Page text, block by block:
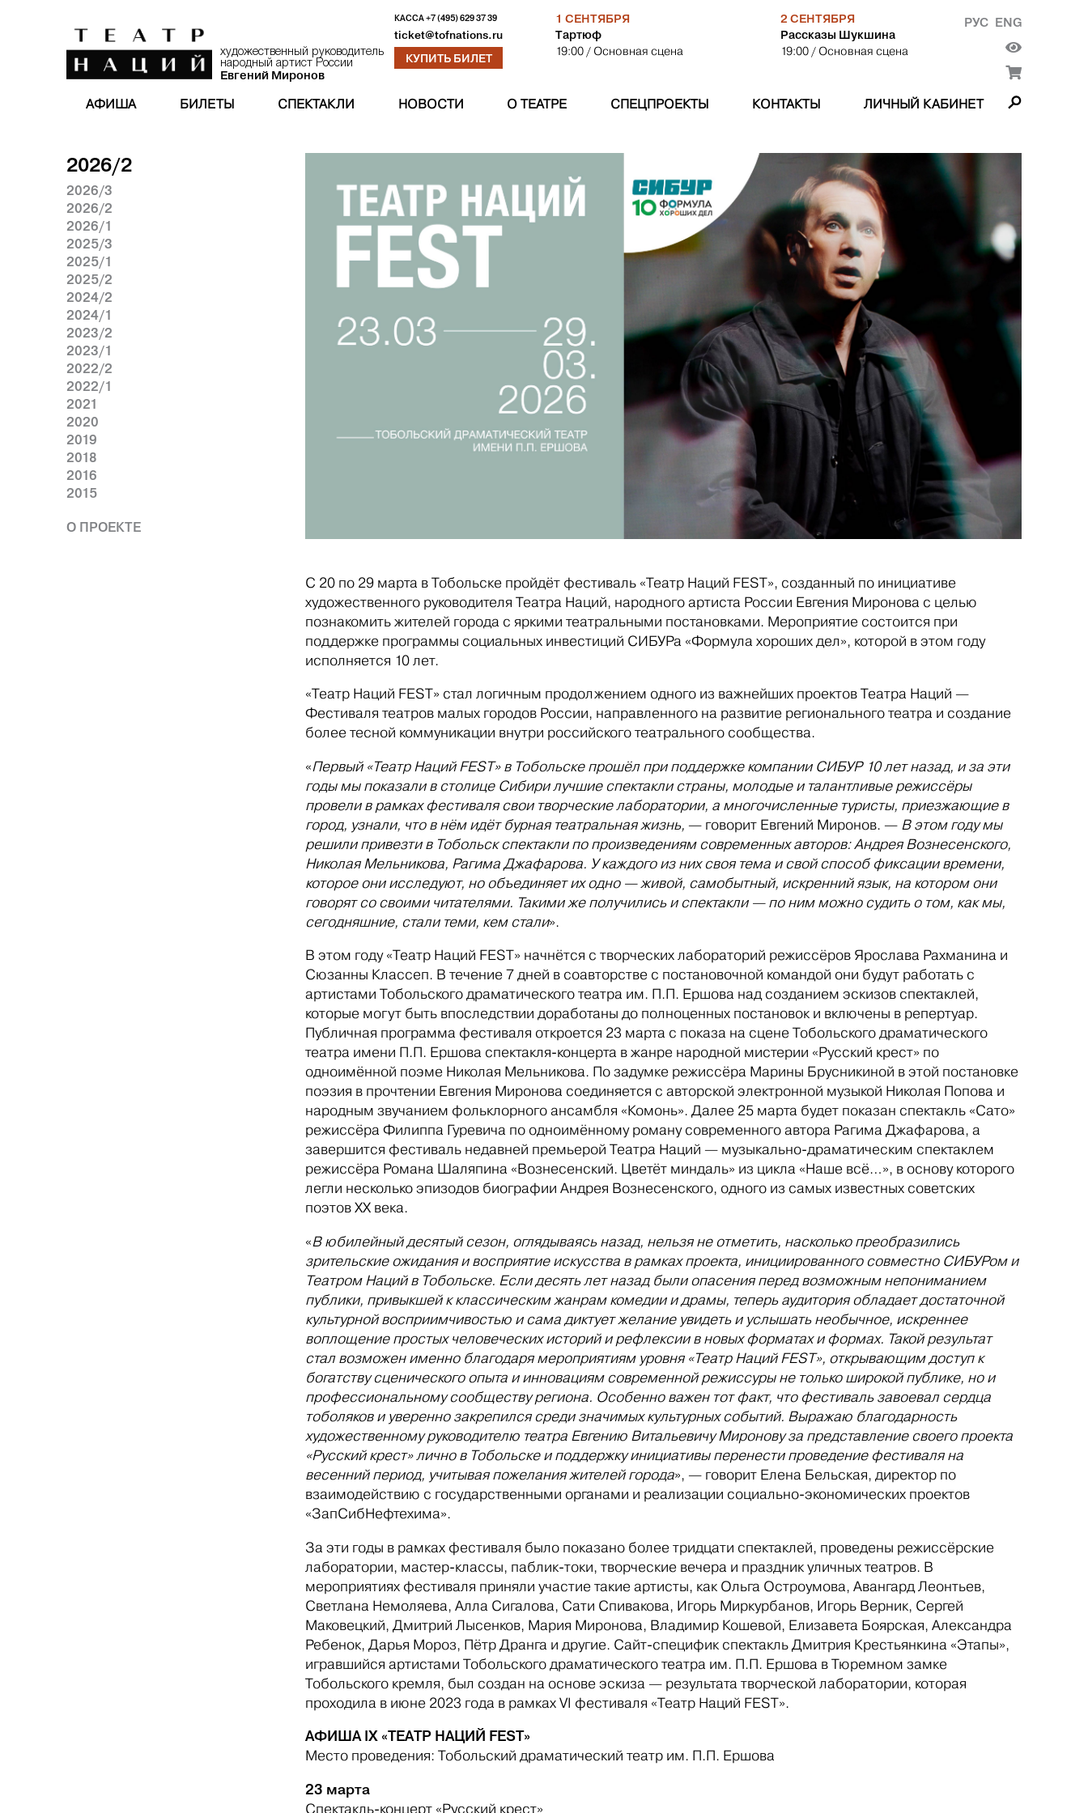
художественный руководитель
народный артист России
Евгений Миронов
КАССА+7 (495) 629 37 39
ticket@tofnations.ru
КУПИТЬ БИЛЕТ
1 СЕНТЯБРЯ
Тартюф
19:00 / Основная сцена
2 СЕНТЯБРЯ
Рассказы Шукшина
19:00 / Основная сцена
РУС ENG
АФИША БИЛЕТЫ СПЕКТАКЛИ НОВОСТИ О ТЕАТРЕ СПЕЦПРОЕКТЫ КОНТАКТЫ ЛИЧНЫЙ КАБИНЕТ
2026/2
2026/3
2026/2
2026/1
2025/3
2025/1
2025/2
2024/2
2024/1
2023/2
2023/1
2022/2
2022/1
2021
2020
2019
2018
2016
2015
О ПРОЕКТЕ
С 20 по 29 марта в Тобольске пройдёт фестиваль «Театр Наций FEST», созданный по инициативе
художественного руководителя Театра Наций, народного артиста России Евгения Миронова с целью
познакомить жителей города с яркими театральными постановками. Мероприятие состоится при
поддержке программы социальных инвестиций СИБУРа «Формула хороших дел», которой в этом году
исполняется 10 лет.
«Театр Наций FEST» стал логичным продолжением одного из важнейших проектов Театра Наций —
Фестиваля театров малых городов России, направленного на развитие регионального театра и создание
более тесной коммуникации внутри российского театрального сообщества.
«Первый «Театр Наций FEST» в Тобольске прошёл при поддержке компании СИБУР 10 лет назад, и за эти
годы мы показали в столице Сибири лучшие спектакли страны, молодые и талантливые режиссёры
провели в рамках фестиваля свои творческие лаборатории, а многочисленные туристы, приезжающие в
город, узнали, что в нём идёт бурная театральная жизнь, — говорит Евгений Миронов. — В этом году мы
решили привезти в Тобольск спектакли по произведениям современных авторов: Андрея Вознесенского,
Николая Мельникова, Рагима Джафарова. У каждого из них своя тема и свой способ фиксации времени,
которое они исследуют, но объединяет их одно — живой, самобытный, искренний язык, на котором они
говорят со своими читателями. Такими же получились и спектакли — по ним можно судить о том, как мы,
сегодняшние, стали теми, кем стали».
В этом году «Театр Наций FEST» начнётся с творческих лабораторий режиссёров Ярослава Рахманина и
Сюзанны Классеп. В течение 7 дней в соавторстве с постановочной командой они будут работать с
артистами Тобольского драматического театра им. П.П. Ершова над созданием эскизов спектаклей,
которые могут быть впоследствии доработаны до полноценных постановок и включены в репертуар.
Публичная программа фестиваля откроется 23 марта с показа на сцене Тобольского драматического
театра имени П.П. Ершова спектакля-концерта в жанре народной мистерии «Русский крест» по
одноимённой поэме Николая Мельникова. По задумке режиссёра Марины Брусникиной в этой постановке
поэзия в прочтении Евгения Миронова соединяется с авторской электронной музыкой Николая Попова и
народным звучанием фольклорного ансамбля «Комонь». Далее 25 марта будет показан спектакль «Сато»
режиссёра Филиппа Гуревича по одноимённому роману современного автора Рагима Джафарова, а
завершится фестиваль недавней премьерой Театра Наций — музыкально-драматическим спектаклем
режиссёра Романа Шаляпина «Вознесенский. Цветёт миндаль» из цикла «Наше всё…», в основу которого
легли несколько эпизодов биографии Андрея Вознесенского, одного из самых известных советских
поэтов XX века.
«В юбилейный десятый сезон, оглядываясь назад, нельзя не отметить, насколько преобразились
зрительские ожидания и восприятие искусства в рамках проекта, инициированного совместно СИБУРом и
Театром Наций в Тобольске. Если десять лет назад были опасения перед возможным непониманием
публики, привыкшей к классическим жанрам комедии и драмы, теперь аудитория обладает достаточной
культурной восприимчивостью и сама диктует желание увидеть и услышать необычное, искреннее
воплощение простых человеческих историй и рефлексии в новых форматах и формах. Такой результат
стал возможен именно благодаря мероприятиям уровня «Театр Наций FEST», открывающим доступ к
богатству сценического опыта и инновациям современной режиссуры не только широкой публике, но и
профессиональному сообществу региона. Особенно важен тот факт, что фестиваль завоевал сердца
тоболяков и уверенно закрепился среди значимых культурных событий. Выражаю благодарность
художественному руководителю театра Евгению Витальевичу Миронову за представление своего проекта
«Русский крест» лично в Тобольске и поддержку инициативы перенести проведение фестиваля на
весенний период, учитывая пожелания жителей города», — говорит Елена Бельская, директор по
взаимодействию с государственными органами и реализации социально-экономических проектов
«ЗапСибНефтехима».
За эти годы в рамках фестиваля было показано более тридцати спектаклей, проведены режиссёрские
лаборатории, мастер-классы, паблик-токи, творческие вечера и праздник уличных театров. В
мероприятиях фестиваля приняли участие такие артисты, как Ольга Остроумова, Авангард Леонтьев,
Светлана Немоляева, Алла Сигалова, Сати Спивакова, Игорь Миркурбанов, Игорь Верник, Сергей
Маковецкий, Дмитрий Лысенков, Мария Миронова, Владимир Кошевой, Елизавета Боярская, Александра
Ребенок, Дарья Мороз, Пётр Дранга и другие. Сайт-специфик спектакль Дмитрия Крестьянкина «Этапы»,
игравшийся артистами Тобольского драматического театра им. П.П. Ершова в Тюремном замке
Тобольского кремля, был создан на основе эскиза — результата творческой лаборатории, которая
проходила в июне 2023 года в рамках VI фестиваля «Театр Наций FEST».
АФИША IX «ТЕАТР НАЦИЙ FEST»
Место проведения: Тобольский драматический театр им. П.П. Ершова
23 марта
Спектакль-концерт «Русский крест»